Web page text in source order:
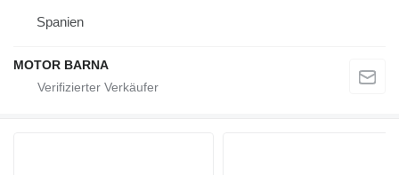
Spanien
MOTOR BARNA